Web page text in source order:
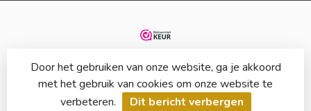
Door het gebruiken van onze website, ga je akkoord
met het gebruik van cookies om onze website te
verbeteren.
Dit bericht verbergen